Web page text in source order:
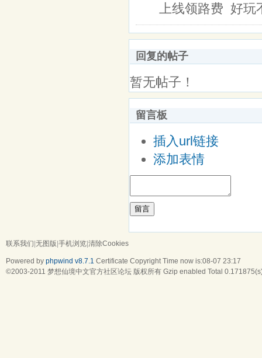
上线领路费 好
回复的帖子
暂无帖子！
留言板
插入url链接
添加表情
留言
联系我们|无图版|手机浏览|清除Cookies
Powered by phpwind v8.7.1 Certificate Copyright Time now is:08-07 23:17
©2003-2011 梦想仙境中文官方社区论坛 版权所有 Gzip enabled Total